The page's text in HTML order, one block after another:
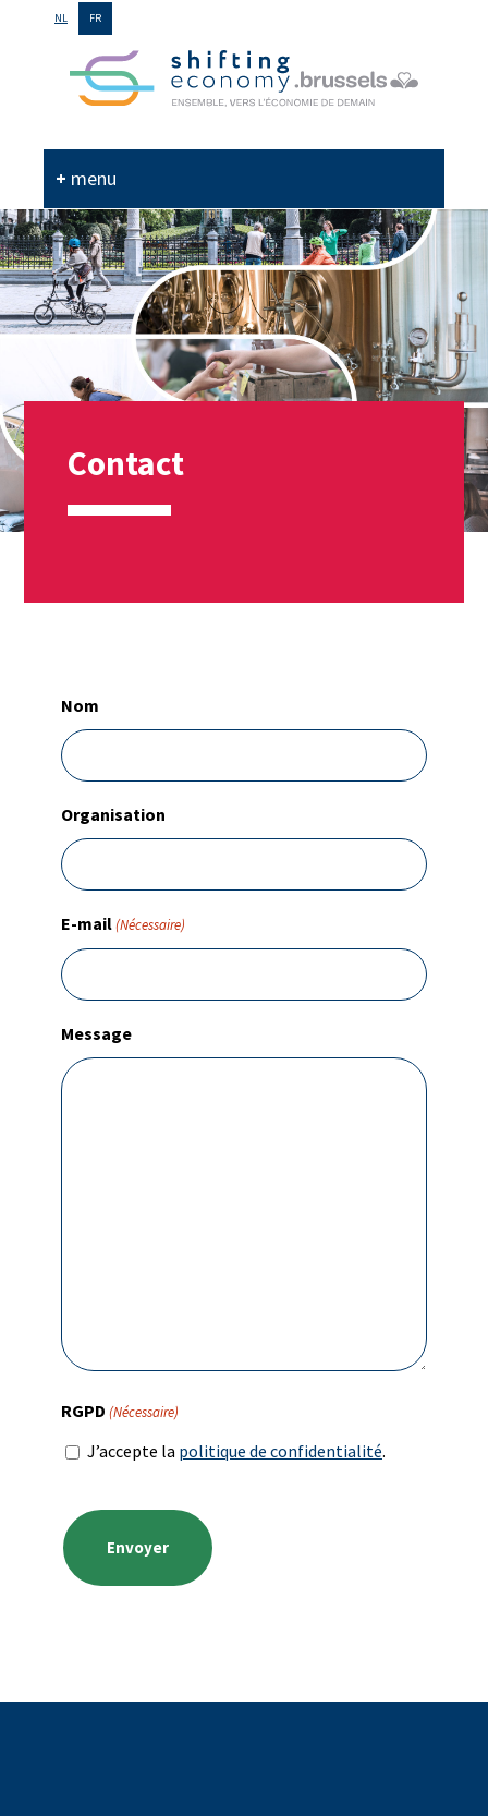
NL FR
menu
Contact
Nom
Organisation
E-mail(Nécessaire)
Message
RGPD (Nécessaire)
J’accepte la politique de confidentialité.